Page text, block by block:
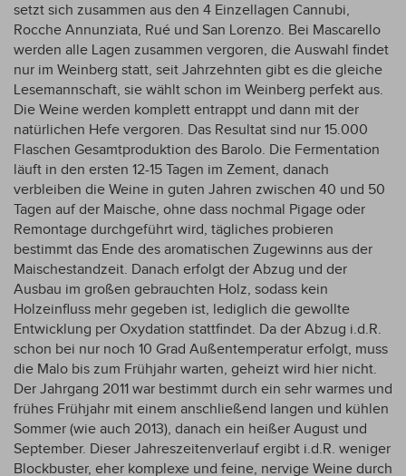
setzt sich zusammen aus den 4 Einzellagen Cannubi,
Rocche Annunziata, Rué und San Lorenzo. Bei Mascarello
werden alle Lagen zusammen vergoren, die Auswahl findet
nur im Weinberg statt, seit Jahrzehnten gibt es die gleiche
Lesemannschaft, sie wählt schon im Weinberg perfekt aus.
Die Weine werden komplett entrappt und dann mit der
natürlichen Hefe vergoren. Das Resultat sind nur 15.000
Flaschen Gesamtproduktion des Barolo. Die Fermentation
läuft in den ersten 12-15 Tagen im Zement, danach
verbleiben die Weine in guten Jahren zwischen 40 und 50
Tagen auf der Maische, ohne dass nochmal Pigage oder
Remontage durchgeführt wird, tägliches probieren
bestimmt das Ende des aromatischen Zugewinns aus der
Maischestandzeit. Danach erfolgt der Abzug und der
Ausbau im großen gebrauchten Holz, sodass kein
Holzeinfluss mehr gegeben ist, lediglich die gewollte
Entwicklung per Oxydation stattfindet. Da der Abzug i.d.R.
schon bei nur noch 10 Grad Außentemperatur erfolgt, muss
die Malo bis zum Frühjahr warten, geheizt wird hier nicht.
Der Jahrgang 2011 war bestimmt durch ein sehr warmes und
frühes Frühjahr mit einem anschließend langen und kühlen
Sommer (wie auch 2013), danach ein heißer August und
September. Dieser Jahreszeitenverlauf ergibt i.d.R. weniger
Blockbuster, eher komplexe und feine, nervige Weine durch